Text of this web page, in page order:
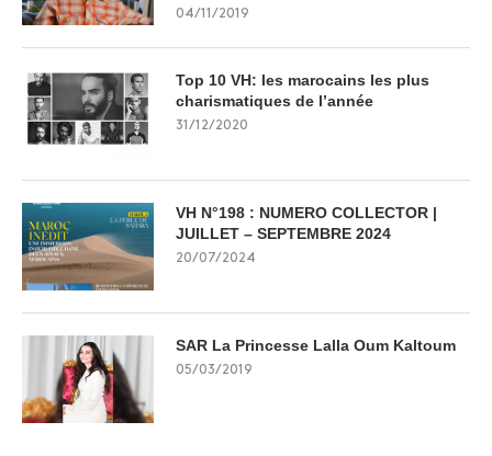
04/11/2019
Top 10 VH: les marocains les plus
charismatiques de l’année
31/12/2020
VH N°198 : NUMERO COLLECTOR |
JUILLET – SEPTEMBRE 2024
20/07/2024
SAR La Princesse Lalla Oum Kaltoum
05/03/2019